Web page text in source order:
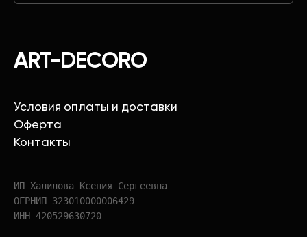
ART-DECORO
Условия оплаты и доставки
Оферта
Контакты
ИП Халилова Ксения Сергеевна
ОГРНИП 323010000006429
ИНН 420529630720